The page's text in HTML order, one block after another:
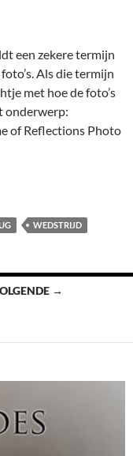
een zekere termijn
Als die termijn
met hoe de foto’s
onderwerp:
of Reflections Photo
wedstrijd
WEDSTRIJD
→